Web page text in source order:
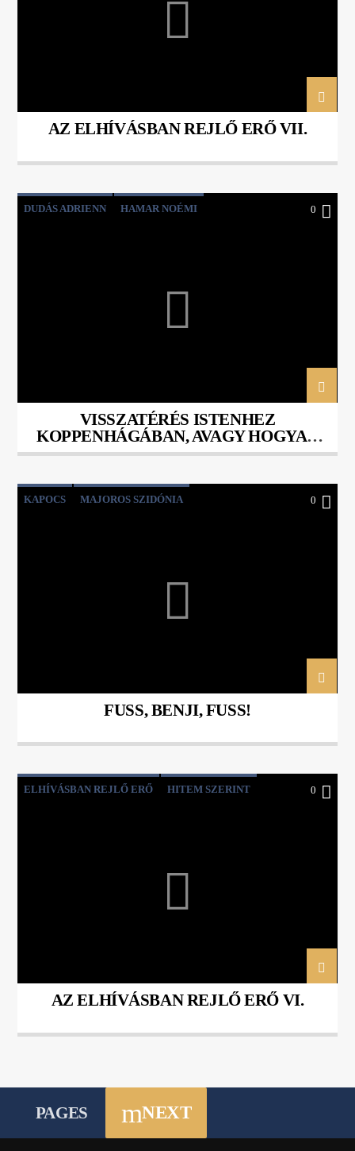
AZ ELHÍVÁSBAN REJLŐ ERŐ VII.
DUDÁS ADRIENN HAMAR NOÉMI 0
VISSZATÉRÉS ISTENHEZ
KOPPENHÁGÁBAN, AVAGY HOGYAN
FONJUK ÖSSZE ÚJRA A SZÁLAKAT?
KAPOCS MAJOROS SZIDÓNIA 0
FUSS, BENJI, FUSS!
ELHÍVÁSBAN REJLŐ ERŐ HITEM SZERINT 0
AZ ELHÍVÁSBAN REJLŐ ERŐ VI.
PAGES NEXT